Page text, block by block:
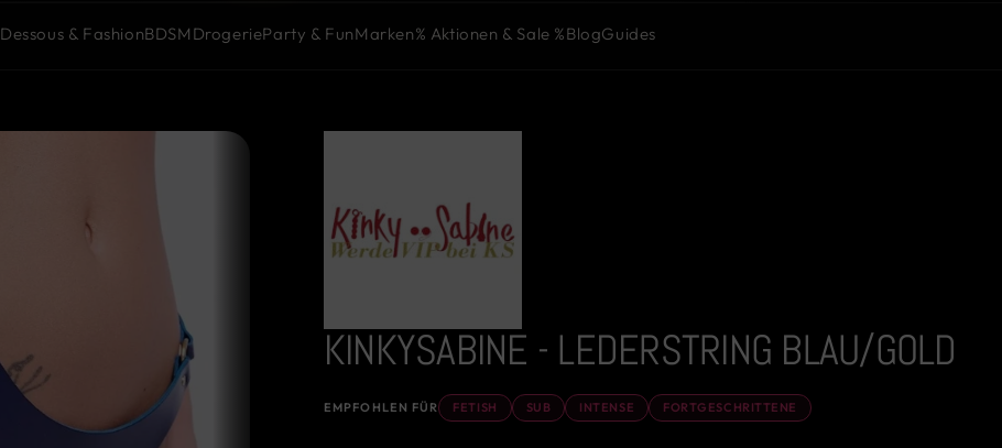
Dessous & FashionBDSM DrogerieParty & FunMarken% Aktionen & Sale %BlogGuides
KINKYSABINE - LEDERSTRING BLAU/GOLD
EMPFOHLEN FÜR FETISH SUB INTENSE FORTGESCHRITTENE